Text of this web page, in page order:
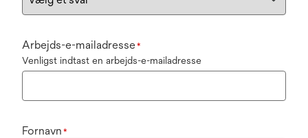
Arbejds-e-mailadresse*
Venligst indtast en arbejds-e-mailadresse
Fornavn *